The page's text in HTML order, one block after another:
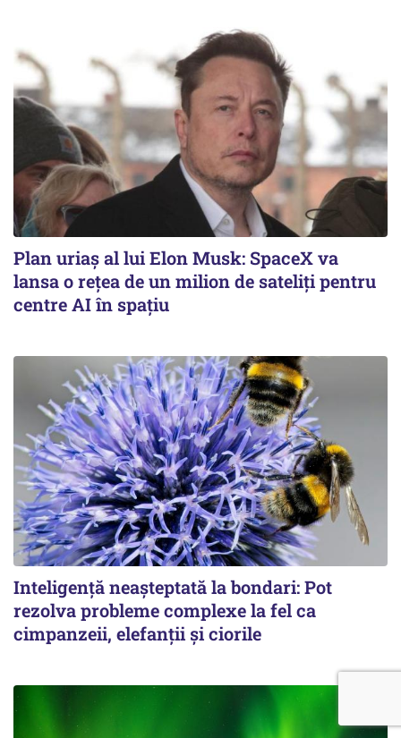
Plan uriaș al lui Elon Musk: SpaceX va
lansa o rețea de un milion de sateliți pentru
centre AI în spaţiu
Inteligență neașteptată la bondari: Pot
rezolva probleme complexe la fel ca
cimpanzeii, elefanții și ciorile